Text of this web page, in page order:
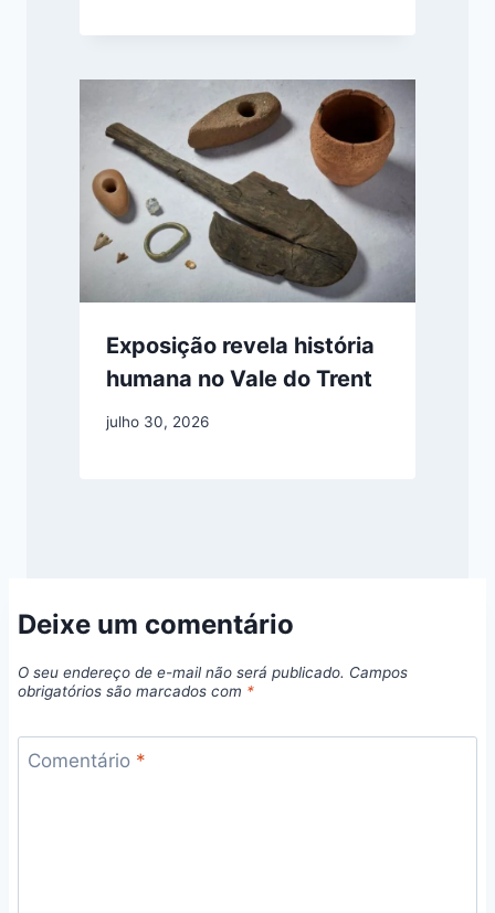
Exposição revela história
humana no Vale do Trent
julho 30, 2026
Deixe um comentário
O seu endereço de e-mail não será publicado. Campos
obrigatórios são marcados com *
Comentário *